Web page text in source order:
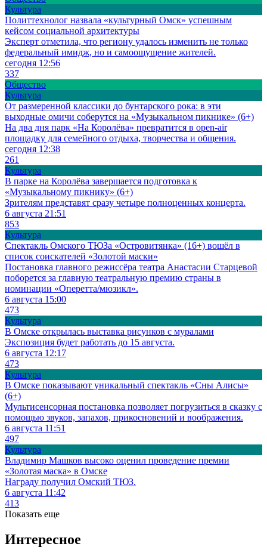
Культура
Политтехнолог назвала «культурный Омск» успешным
кейсом социальной архитектуры
Эксперт отметила, что региону удалось изменить не только
федеральный имидж, но и самоощущение жителей.
сегодня 12:56
337
Общество
Культура
От размеренной классики до бунтарского рока: в эти
выходные омичи соберутся на «Музыкальном пикнике» (6+)
На два дня парк «На Королёва» превратится в open-air
площадку для семейного отдыха, творчества и общения.
сегодня 12:38
261
Культура
В парке на Королёва завершается подготовка к
«Музыкальному пикнику» (6+)
Зрителям представят сразу четыре полноценных концерта.
6 августа 21:51
853
Культура
Спектакль Омского ТЮЗа «Островитянка» (16+) вошёл в
список соискателей «Золотой маски»
Постановка главного режиссёра театра Анастасии Старцевой
поборется за главную театральную премию страны в
номинации «Оперетта/мюзикл».
6 августа 15:00
473
Культура
В Омске открылась выставка рисунков с муралами
Экспозиция будет работать до 15 августа.
6 августа 12:17
473
Культура
В Омске показывают уникальный спектакль «Сны Алисы»
(6+)
Мультисенсорная постановка позволяет погрузиться в сказку с
помощью звуков, запахов, прикосновений и воображения.
6 августа 11:51
497
Культура
Владимир Машков высоко оценил проведение премии
«Золотая маска» в Омске
Награду получил Омский ТЮЗ.
6 августа 11:42
413
Показать еще
Интересное